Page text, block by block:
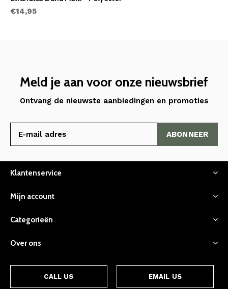
€14,95
Meld je aan voor onze nieuwsbrief
Ontvang de nieuwste aanbiedingen en promoties
ABONNEER
Klantenservice
Mijn account
Categorieën
Over ons
CALL US EMAIL US